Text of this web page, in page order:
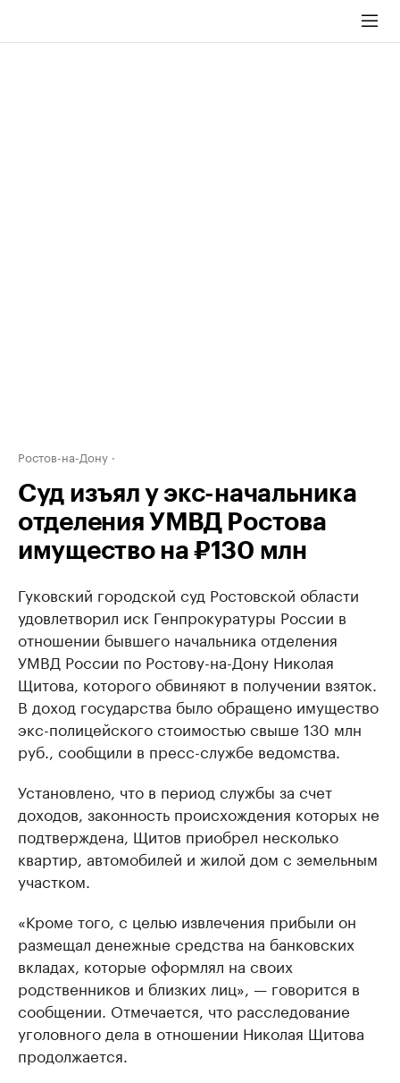
Ростов-на-Дону
Суд изъял у экс-начальника
отделения УМВД Ростова
имущество на ₽130 млн
Гуковский городской суд Ростовской области
удовлетворил иск Генпрокуратуры России в
отношении бывшего начальника отделения
УМВД России по Ростову-на-Дону Николая
Щитова, которого обвиняют в получении взяток.
В доход государства было обращено имущество
экс-полицейского стоимостью свыше 130 млн
руб., сообщили в пресс-службе ведомства.
Установлено, что в период службы за счет
доходов, законность происхождения которых не
подтверждена, Щитов приобрел несколько
квартир, автомобилей и жилой дом с земельным
участком.
«Кроме того, с целью извлечения прибыли он
размещал денежные средства на банковских
вкладах, которые оформлял на своих
родственников и близких лиц», — говорится в
сообщении. Отмечается, что расследование
уголовного дела в отношении Николая Щитова
продолжается.